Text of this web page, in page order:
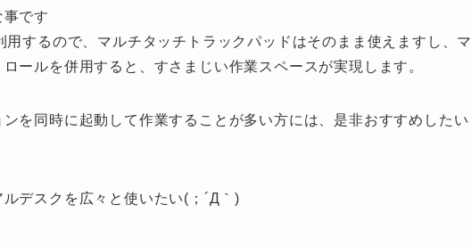
です
するので、マルチタッチトラックパッドはそのまま使えますし、マ
ールを併用すると、すさまじい作業スペースが実現します。
を同時に起動して作業することが多い方には、是非おすすめしたい
デスクを広々と使いたい(；´Д｀)